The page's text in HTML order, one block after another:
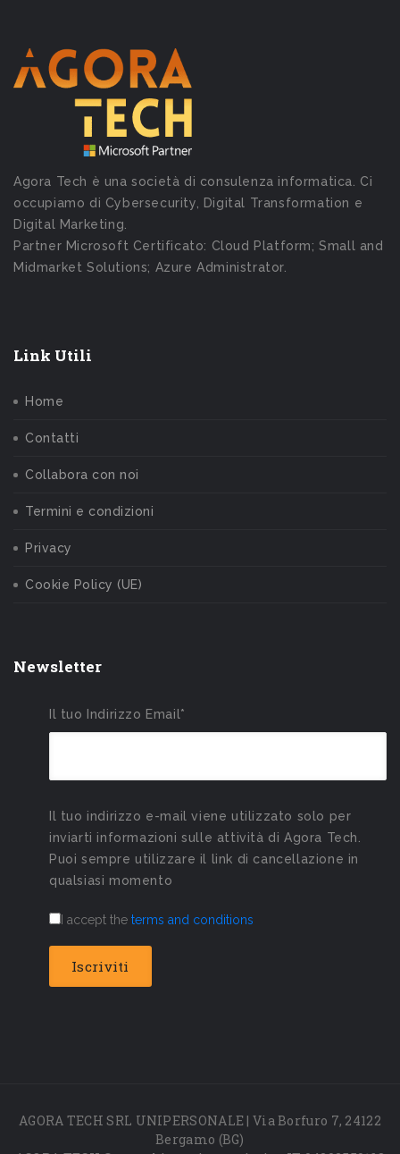
Agora Tech è una società di consulenza informatica. Ci
occupiamo di Cybersecurity, Digital Transformation e
Digital Marketing.
Partner Microsoft Certificato: Cloud Platform; Small and
Midmarket Solutions; Azure Administrator.
Link Utili
Home
Contatti
Collabora con noi
Termini e condizioni
Privacy
Cookie Policy (UE)
Newsletter
Il tuo Indirizzo Email*
Il tuo indirizzo e-mail viene utilizzato solo per
inviarti informazioni sulle attività di Agora Tech.
Puoi sempre utilizzare il link di cancellazione in
qualsiasi momento
I accept the terms and conditions
AGORA TECH SRL UNIPERSONALE | Via Borfuro 7, 24122
Bergamo (BG)